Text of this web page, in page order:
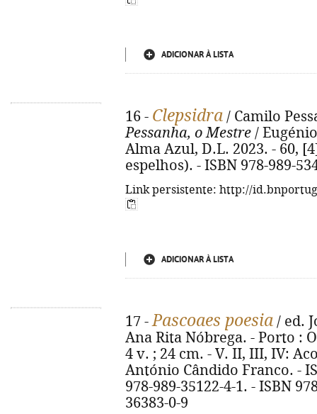
ADICIONAR À LISTA
16 - Clepsidra / Camilo
Pessanha, o Mestre /
Alma Azul, D.L. 2023. - 60,
espelhos). - ISBN 978-989-
Link persistente: http://
ADICIONAR À LISTA
17 -Pascoaes poesia / ed.
Ana Rita Nóbrega. - Porto :
4 v. ; 24 cm. - V. II, III, IV:
António Cândido Franco. -
978-989-35122-4-1. - ISBN
36383-0-9